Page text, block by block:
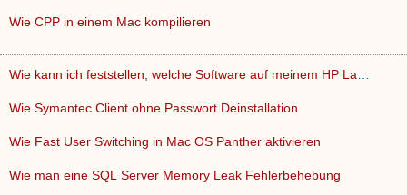
Wie CPP in einem Mac kompilieren
Wie Symantec Client ohne Passwort Deinstallation
Wie Fast User Switching in Mac OS Panther aktivieren
Wie man eine SQL Server Memory Leak Fehlerbehebung